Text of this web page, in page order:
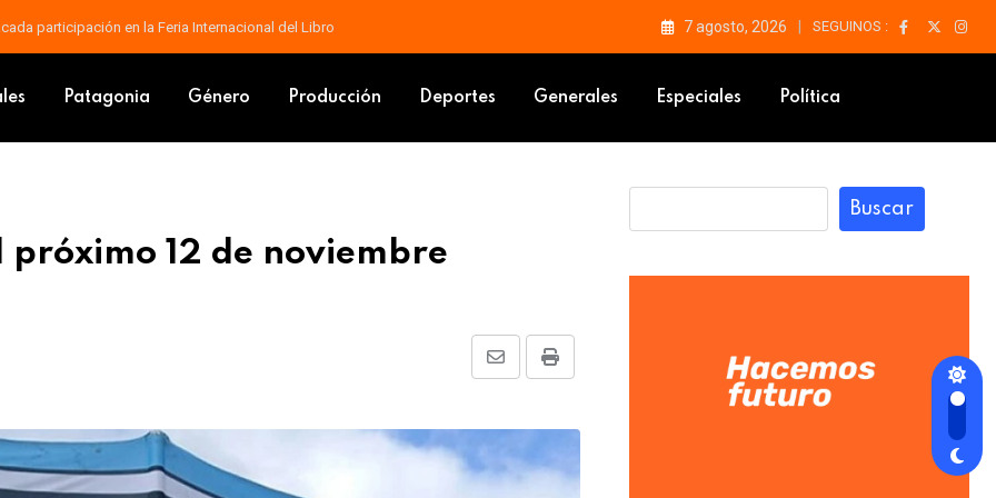
en el cine con “Yo, Narciso” 7 agosto, 2026 SEGUINOS :
Patagonia Género Producción Deportes Generales Especiales Política
próximo 12 de noviembre
Print
Share
Email
Buscar